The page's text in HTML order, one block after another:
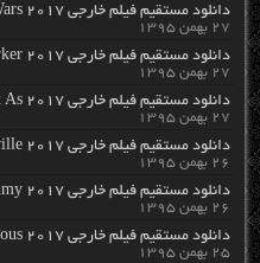
دانلود مستقیم فیلم خارجی Cross Wars 2017 از سرور سایت
۲۷ بهمن ۱۳۹۵
دانلود مستقیم فیلم خارجی Fifty Shades Darker 2017 از سرور سایت
۲۷ بهمن ۱۳۹۵
دانلود مستقیم فیلم خارجی From Straight As 2017 از سرور سایت
۲۷ بهمن ۱۳۹۵
دانلود مستقیم فیلم خارجی Zeroville 2017 از سرور سایت
۲۶ بهمن ۱۳۹۵
دانلود مستقیم فیلم خارجی The Mummy 2017 از سرور سایت
۲۶ بهمن ۱۳۹۵
دانلود مستقیم فیلم خارجی The Fate of the Furious 2017 از سرور سایت
۲۵ بهمن ۱۳۹۵